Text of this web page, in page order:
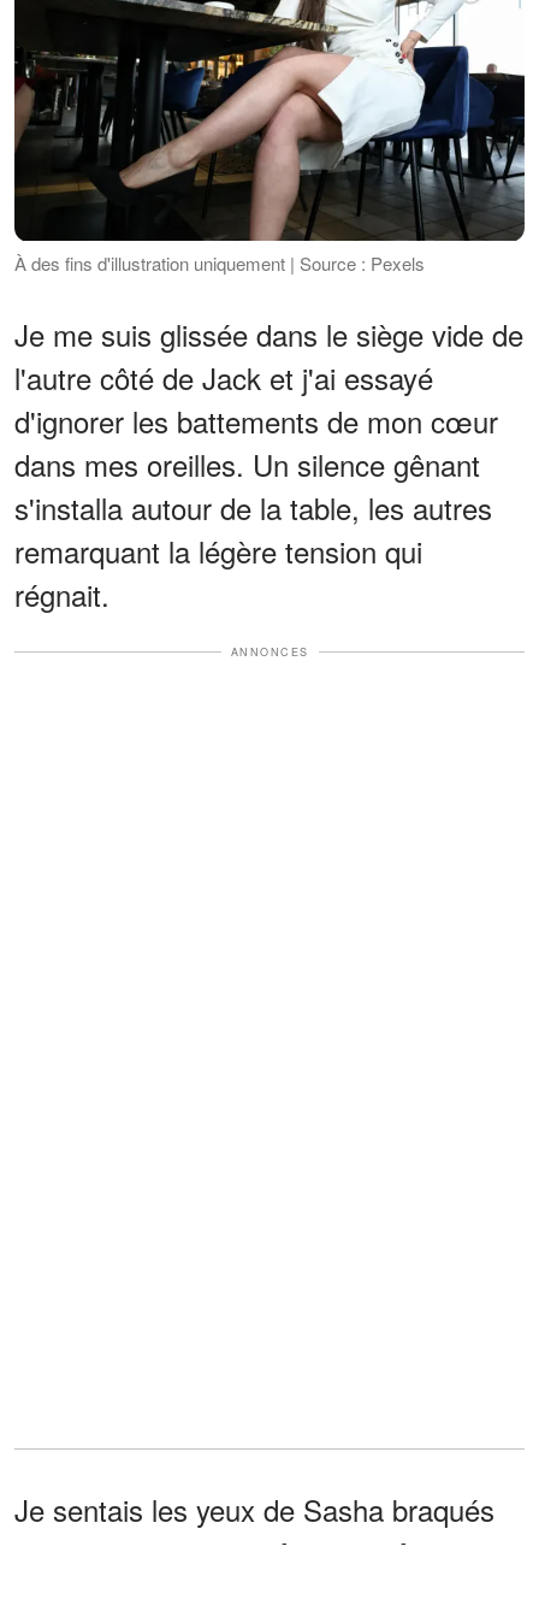
À des fins d'illustration uniquement | Source : Pexels
Je me suis glissée dans le siège vide de
l'autre côté de Jack et j'ai essayé
d'ignorer les battements de mon cœur
dans mes oreilles. Un silence gênant
s'installa autour de la table, les autres
remarquant la légère tension qui
régnait.
ANNONCES
Je sentais les yeux de Sasha braqués
son sourire en coin ne